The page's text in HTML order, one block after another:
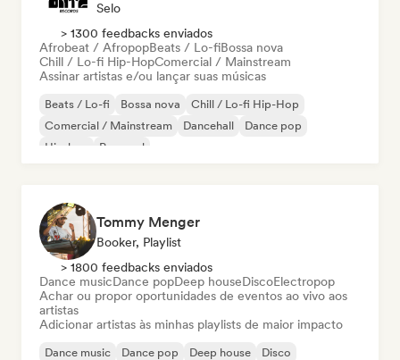
Selo
> 1300 feedbacks enviados
Afrobeat / AfropopBeats / Lo-fiBossa nova
Chill / Lo-fi Hip-HopComercial / Mainstream
Assinar artistas e/ou lançar suas músicas
Beats / Lo-fi Bossa nova
Chill / Lo-fi Hip-Hop
Comercial / Mainstream
Dancehall
Dance pop
Hip-hop
Pop soul
Tommy Menger
Booker, Playlist
> 1800 feedbacks enviados
Dance musicDance popDeep houseDiscoElectropop
Achar ou propor oportunidades de eventos ao vivo aos
artistas
Adicionar artistas às minhas playlists de maior impacto
Dance music Dance pop Deep house
Disco